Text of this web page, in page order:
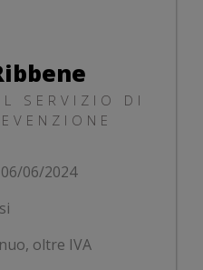
SERVIZIO DI
06/06/2024
oltre IVA